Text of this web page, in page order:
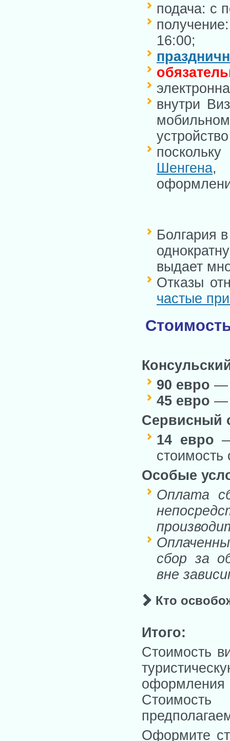
подача: с
16:00;
внутри
Шенгена,
Болгария
выдает
Отказы
частые
90 евро —
45 евро —
Сервисный
14 евро
стоимость
Особые
Оплата
сбор за
вне
Кто
с близких
Европейского
с членов
высших судов
Итого:
Стоимость
оформления
Стоимость
Оформите